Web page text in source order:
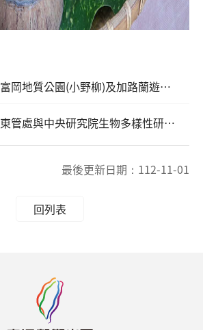
富岡地質公園(小野柳)及加路蘭遊憩區停車場預計自本(112)年11月起收取停車費
東管處與中央研究院生物多樣性研究中心簽署學術合作備忘錄，推動綠島海洋生態永續旅遊
最後更新日期： 112-11-01
回列表